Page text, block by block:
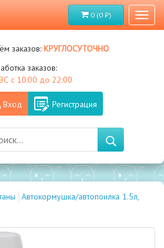
0 (0 ₽)
заказов:круглосуточно
заказов:
с 10:00 до 22:00
Вход Регистрация
Автокормушка/автопоилка 1.5л,